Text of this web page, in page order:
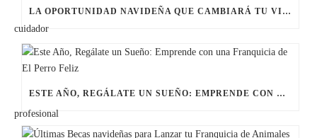
LA OPORTUNIDAD NAVIDEÑA QUE CAMBIARÁ TU VIDA: BECA PARA FRANQUICIAS
ESTE AÑO, REGÁLATE UN SUEÑO: EMPRENDE CON UNA FRANQUICIA DE EL PERRO FELIZ